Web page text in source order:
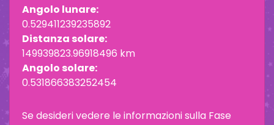
Angolo lunare:
0.529411239235892
Distanza solare:
149939823.96918496 km
Angolo solare:
0.531866383252454
Se desideri vedere le informazioni sulla Fase